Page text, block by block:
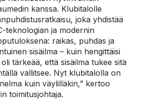
kanssa. Klubitalolle
joka yhdistää
teknologian ja modernin
raikas, puhdas ja
sisäilma – kuin hengittäisi
tärkeää, että sisäilma tukee sitä
vallitsee. Nyt klubitalolla on
kuin väylilläkin,” kertoo
toimitusjohtaja.